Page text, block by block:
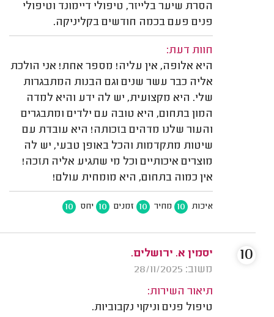
הסרת שיער בלייזר, טיפולי דיימונד וטיפולי
פנים פעם בכמה חודשים בקליניקה.
חוות דעת:
היא אלופה, אין עליה! מספר אחת! אני הולכת
אליה כבר עשר שנים וגם הבנות המתבגרות
שלי. היא מקצועית, יש לה ידע והיא למדה
המון בתחום, היא טובה עם ילדים ומתבגרים
והעור שלנו מדהים בזכותה! היא עובדת עם
שיטות מתקדמות והכל באופן טבעי, יש לה
מוצרים איכותיים וכל מי שתגיע אליה תזכה!
אין כמוה בתחום, היא מומחית עולם!
איכות 10 מחיר 10 זמנים 10 יחס 10
יסמין א. ירושלים.
משוב: 28/11/2025
תיאור השירות:
טיפול פנים וניקוי נקבוביות.
10